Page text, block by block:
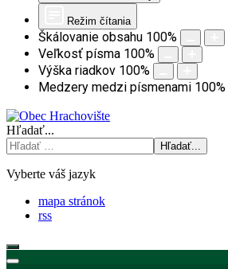
Režim čítania
Škálovanie obsahu 100%
Veľkosť písma 100%
Výška riadkov 100%
Medzery medzi písmenami 100%
Hľadať...
Hľadať...
Vyberte váš jazyk
mapa stránok
rss